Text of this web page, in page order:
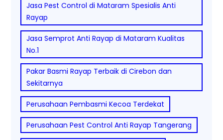
Jasa Pest Control di Mataram Spesialis Anti
Rayap
Jasa Semprot Anti Rayap di Mataram Kualitas
No.1
Pakar Basmi Rayap Terbaik di Cirebon dan
Sekitarnya
Perusahaan Pembasmi Kecoa Terdekat
Perusahaan Pest Control Anti Rayap Tangerang